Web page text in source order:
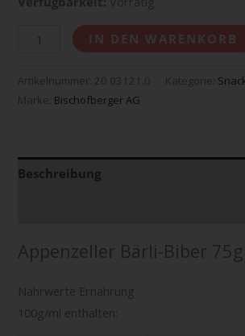
IN DEN WARENKORB
Artikelnummer: 20 03121.0 Kategorie:
Marke: Bischofberger AG
Beschreibung
Appenzeller Bärli-Biber
Nährwerte Ernährung
100g/ml enthalten: